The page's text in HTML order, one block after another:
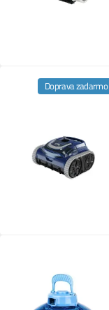
Doprava zadarmo